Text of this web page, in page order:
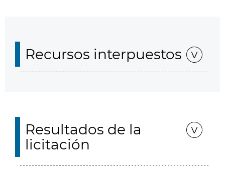
Recursos interpuestos
Resultados de la
licitación